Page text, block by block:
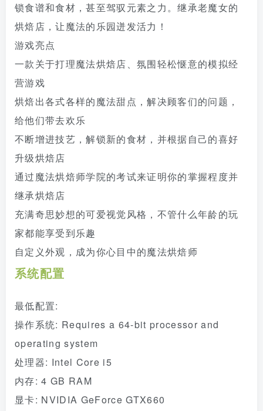
锁食谱和食材，甚至驾驭元素之力。继承老魔女的
烘焙店，让魔法的乐园迸发活力！
游戏亮点
一款关于打理魔法烘焙店、氛围轻松惬意的模拟经
营游戏
烘焙出各式各样的魔法甜点，解决顾客们的问题，
给他们带去欢乐
不断增进技艺，解锁新的食材，并根据自己的喜好
升级烘焙店
通过魔法烘焙师学院的考试来证明你的掌握程度并
继承烘焙店
充满奇思妙想的可爱视觉风格，不管什么年龄的玩
家都能享受到乐趣
自定义外观，成为你心目中的魔法烘焙师
系统配置
最低配置:
操作系统: Requires a 64-bit processor and
operating system
处理器: Intel Core i5
内存: 4 GB RAM
显卡: NVIDIA GeForce GTX660